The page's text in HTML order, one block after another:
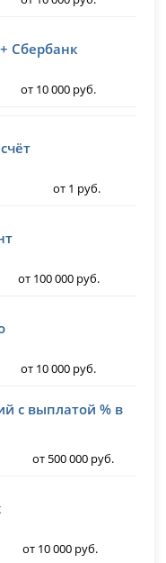
Сбербанк
от 10 000 руб.
от 1 руб.
от 100 000 руб.
от 10 000 руб.
с выплатой % в
от 500 000 руб.
от 10 000 руб.